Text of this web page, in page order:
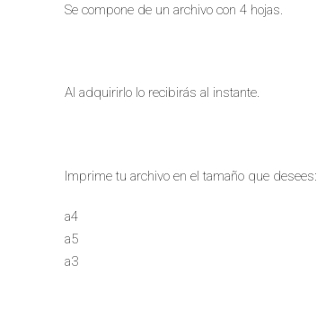
Se compone de un archivo con 4 hojas.
Al adquirirlo lo recibirás al instante.
Imprime tu archivo en el tamaño que desees:
a4
a5
a3